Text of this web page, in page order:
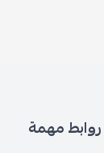
روابط مهمة